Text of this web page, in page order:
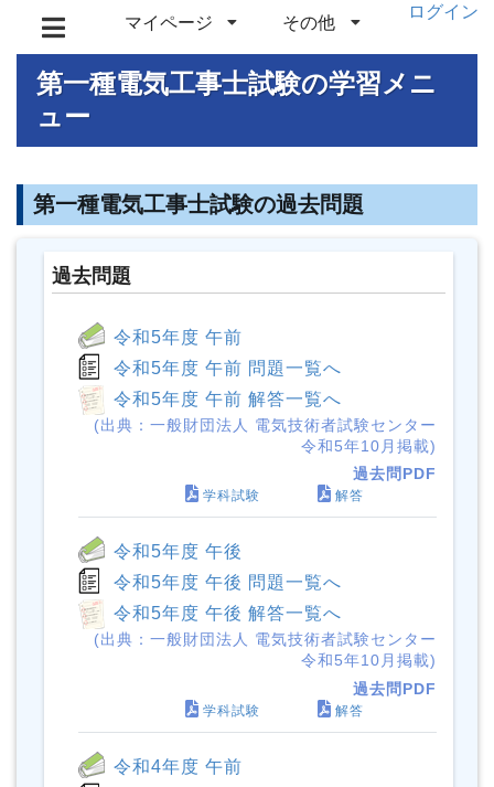
マイページ その他
ログイン
第一種電気工事士試験の学習メニ
ュー
第一種電気工事士試験の過去問題
過去問題
令和5年度 午前
令和5年度 午前 問題一覧へ
令和5年度 午前 解答一覧へ
(出典：一般財団法人 電気技術者試験センター
令和5年10月掲載)
過去問PDF
学科試験 解答
令和5年度 午後
令和5年度 午後 問題一覧へ
令和5年度 午後 解答一覧へ
(出典：一般財団法人 電気技術者試験センター
令和5年10月掲載)
過去問PDF
学科試験 解答
令和4年度 午前